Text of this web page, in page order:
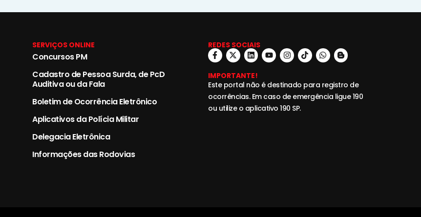
SERVIÇOS ONLINE
Concursos PM
Cadastro de Pessoa Surda, de PcD
Auditiva ou da Fala
Boletim de Ocorrência Eletrônico
Aplicativos da Polícia Militar
Delegacia Eletrônica
Informações das Rodovias
REDES SOCIAIS
IMPORTANTE!
Este portal não é destinado para registro de
ocorrências. Em caso de emergência ligue 190
ou utilize o aplicativo 190 SP.